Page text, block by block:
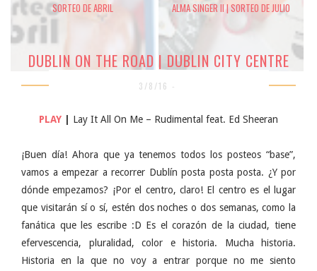
SORTEO DE ABRIL ALMA SINGER II | SORTEO DE JULIO
DUBLIN ON THE ROAD | DUBLIN CITY CENTRE
3/8/16 -
PLAY Lay It All On Me – Rudimental feat. Ed Sheeran
¡Buen día! Ahora que ya tenemos todos los posteos “base”,
vamos a empezar a recorrer Dublín posta posta posta. ¿Y por
dónde empezamos? ¡Por el centro, claro! El centro es el lugar
que visitarán sí o sí, estén dos noches o dos semanas, como la
fanática que les escribe :D Es el corazón de la ciudad, tiene
efervescencia, pluralidad, color e historia. Mucha historia.
Historia en la que no voy a entrar porque no me siento